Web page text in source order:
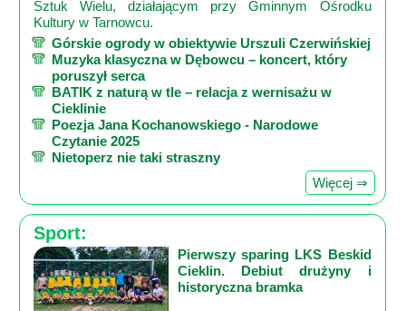
Sztuk Wielu, działającym przy Gminnym Ośrodku
Kultury w Tarnowcu.
Górskie ogrody w obiektywie Urszuli Czerwińskiej
Muzyka klasyczna w Dębowcu – koncert, który
poruszył serca
BATIK z naturą w tle – relacja z wernisażu w
Cieklinie
Poezja Jana Kochanowskiego - Narodowe
Czytanie 2025
Nietoperz nie taki straszny
Więcej ⇒
Sport:
Pierwszy sparing LKS Beskid
Cieklin. Debiut drużyny i
historyczna bramka